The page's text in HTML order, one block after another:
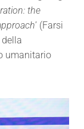
the
’ (Farsi
umanitario